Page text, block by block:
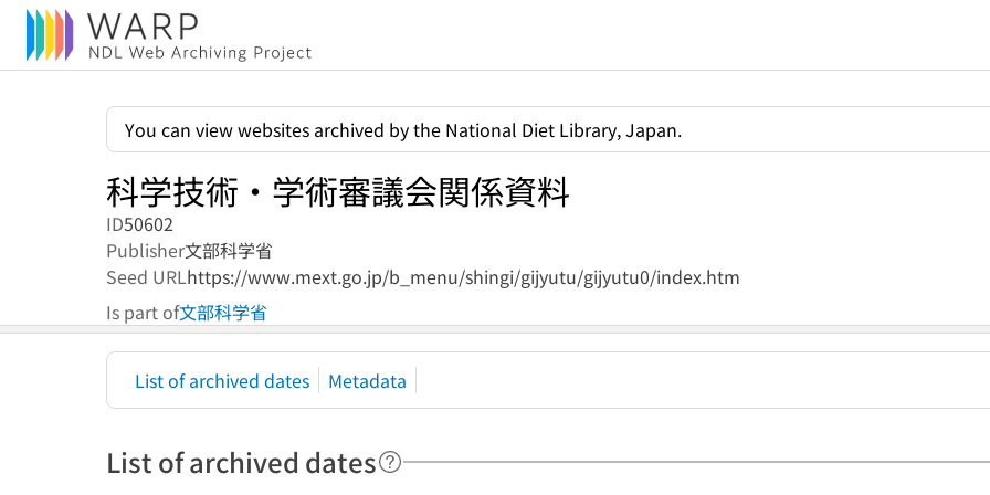
You can view websites archived by the National Diet Library, Japan.
科学技術・学術審議会関係資料
ID50602
Publisher文部科学省
Seed URLhttps://www.mext.go.jp/b_menu/shingi/gijyutu/gijyutu0/index.htm
Is part of文部科学省
List of archived dates Metadata
List of archived dates